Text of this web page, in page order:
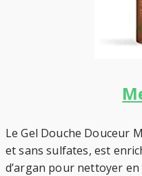
Le Gel Douche Douceur
et sans sulfates, est
d’argan pour nettoyer